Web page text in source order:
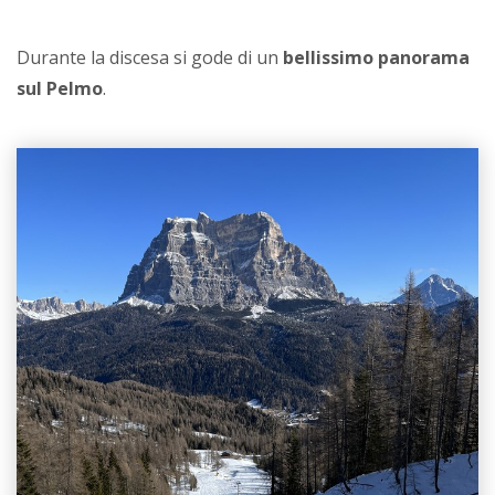
Durante la discesa si gode di un bellissimo panorama
sul Pelmo.